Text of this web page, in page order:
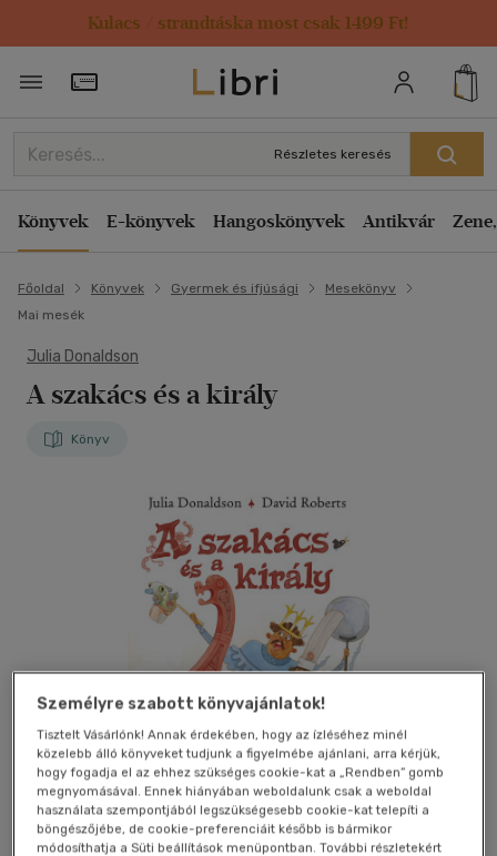
Kulacs / strandtáska most csak 1499 Ft!
Törzsvásárlói Kártya adatai
Részletes keresés
Könyvek E-könyvek Hangoskönyvek Antikvár
Főoldal Könyvek Gyermek és ifjúsági
Mesekönyv
Mai mesék
Julia Donaldson
A szakács és a király
Könyv
Személyre szabott könyvajánlatok!
Tisztelt Vásárlónk! Annak érdekében, hogy az ízléséhez minél
közelebb álló könyveket tudjunk a figyelmébe ajánlani, arra kérjük,
hogy fogadja el az ehhez szükséges cookie-kat a „Rendben” gomb
megnyomásával. Ennek hiányában weboldalunk csak a weboldal
használata szempontjából legszükségesebb cookie-kat telepíti a
böngészőjébe, de cookie-preferenciáit később is bármikor
módosíthatja a Süti beállítások menüpontban. További részletekért